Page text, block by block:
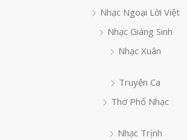
Nhạc Ngoại Lời Việt
Nhạc Giáng Sinh
Nhạc Xuân
Truyện Ca
Thơ Phổ Nhạc
Nhạc Trịnh